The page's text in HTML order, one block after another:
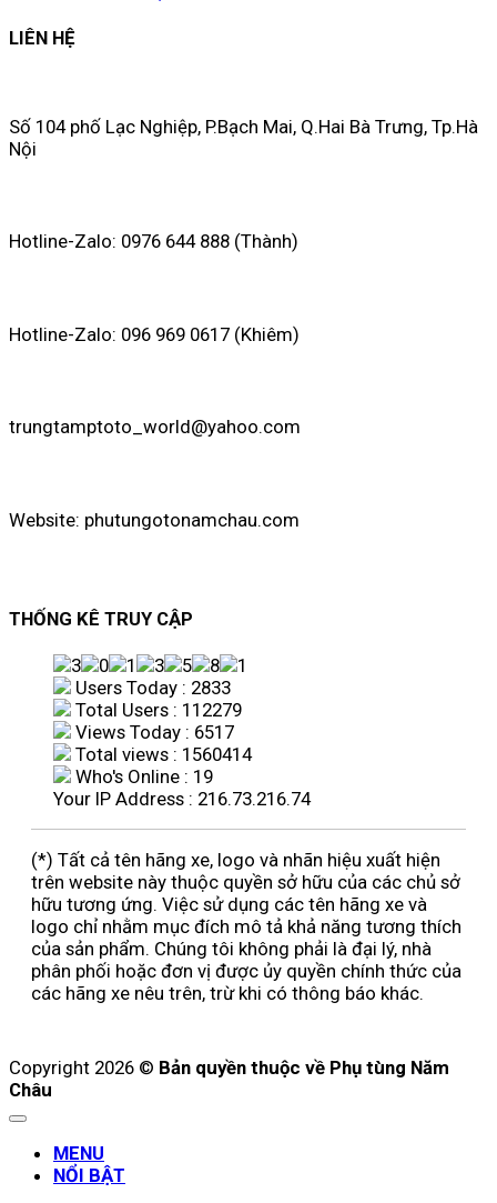
LIÊN HỆ
Số 104 phố Lạc Nghiệp, P.Bạch Mai, Q.Hai Bà Trưng, Tp.Hà
Nội
Hotline-Zalo: 0976 644 888 (Thành)
Hotline-Zalo: 096 969 0617 (Khiêm)
trungtamptoto_world@yahoo.com
Website: phutungotonamchau.com
THỐNG KÊ TRUY CẬP
Users Today : 2833
Total Users : 112279
Views Today : 6517
Total views : 1560414
Who's Online : 19
Your IP Address : 216.73.216.74
(*) Tất cả tên hãng xe, logo và nhãn hiệu xuất hiện
trên website này thuộc quyền sở hữu của các chủ sở
hữu tương ứng. Việc sử dụng các tên hãng xe và
logo chỉ nhằm mục đích mô tả khả năng tương thích
của sản phẩm. Chúng tôi không phải là đại lý, nhà
phân phối hoặc đơn vị được ủy quyền chính thức của
các hãng xe nêu trên, trừ khi có thông báo khác.
Copyright 2026 © Bản quyền thuộc về Phụ tùng Năm
Châu
MENU
NỔI BẬT